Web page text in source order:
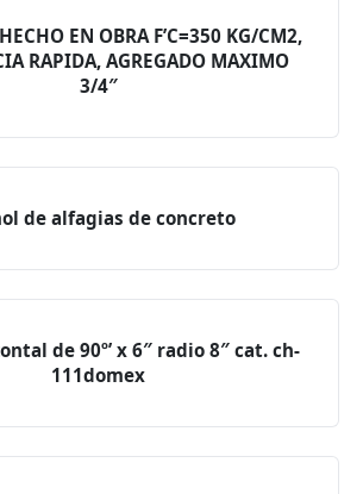
EN OBRA F’C=350 KG/CM2,
RAPIDA, AGREGADO MAXIMO
3/4″
de alfagias de concreto
de 90º’ x 6″ radio 8″ cat. ch-
111domex